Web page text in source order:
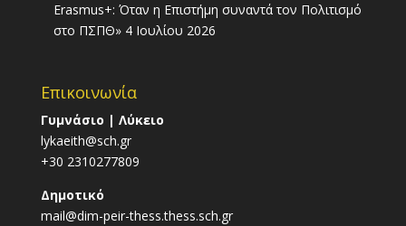
Erasmus+: Όταν η Επιστήμη συναντά τον Πολιτισμό
στο ΠΣΠΘ» 4 Ιουλίου 2026
Επικοινωνία
Γυμνάσιο | Λύκειο
lykaeith@sch.gr
+30 2310277809
Δημοτικό
mail@dim-peir-thess.thess.sch.gr